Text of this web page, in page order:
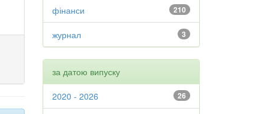
210
фінанси
3
журнал
за датою випуску
26
2020 - 2026